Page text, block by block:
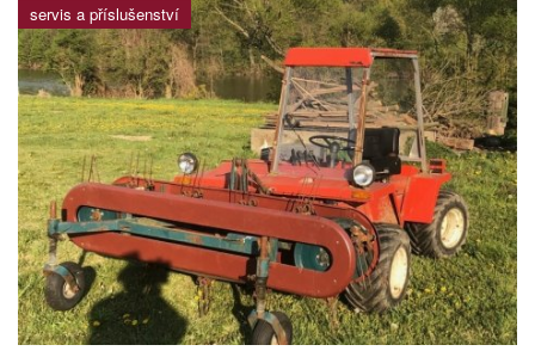
servis a příslušenství